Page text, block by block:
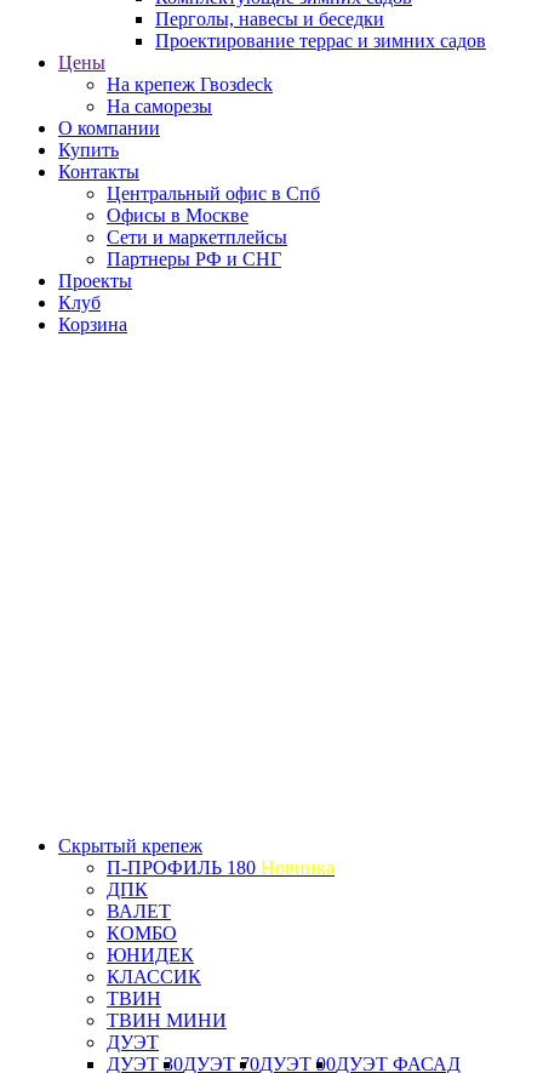
Перголы, навесы и беседки
Проектирование террас и зимних садов
Цены
На крепеж Гвозdeck
На саморезы
О компании
Купить
Контакты
Центральный офис в Спб
Офисы в Москве
Сети и маркетплейсы
Партнеры РФ и СНГ
Проекты
Клуб
Корзина
Скрытый крепеж
П-ПРОФИЛЬ 180 Новинка
ДПК
ВАЛЕТ
КОМБО
ЮНИДЕК
КЛАССИК
ТВИН
ТВИН МИНИ
ДУЭТ
ДУЭТ 30ДУЭТ 70ДУЭТ 90ДУЭТ ФАСАД